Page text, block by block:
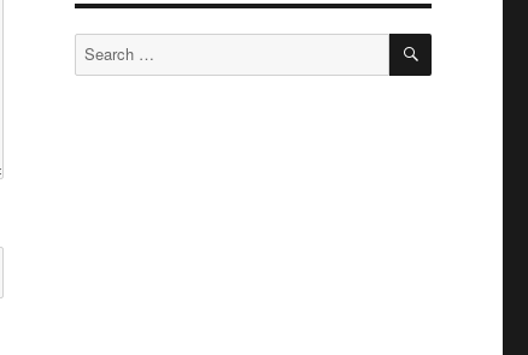
Search
for:
SEARCH